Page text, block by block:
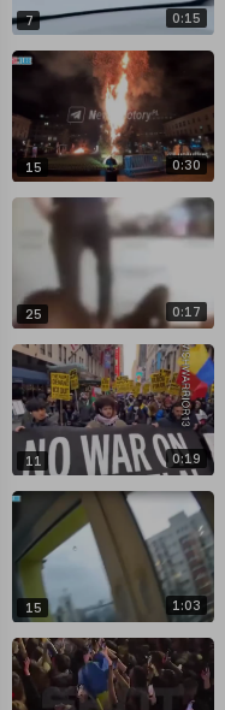
7 0:15
15 0:30
25 0:17
11 0:19
15 1:03